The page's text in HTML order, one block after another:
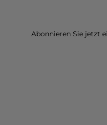
Abonnieren Sie jetzt